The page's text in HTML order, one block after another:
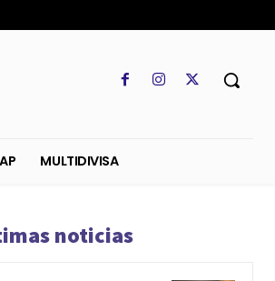
noticias